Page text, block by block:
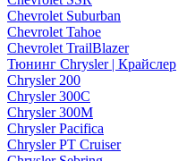
Chevrolet Suburban
Chevrolet Tahoe
Chevrolet TrailBlazer
Тюнинг Chrysler | Крайслер
Chrysler 200
Chrysler 300C
Chrysler 300M
Chrysler Pacifica
Chrysler PT Cruiser